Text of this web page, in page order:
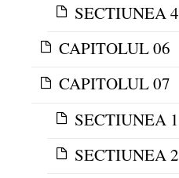
SECTIUNEA 4
CAPITOLUL 06
CAPITOLUL 07
SECTIUNEA 1
SECTIUNEA 2